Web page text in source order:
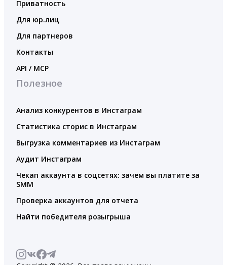
Приватность
Для юр.лиц
Для партнеров
Контакты
API / MCP
Полезное
Анализ конкурентов в Инстаграм
Статистика сторис в Инстаграм
Выгрузка комментариев из Инстаграм
Аудит Инстаграм
Чекап аккаунта в соцсетях: зачем вы платите за
SMM
Проверка аккаунтов для отчета
Найти победителя розыгрыша